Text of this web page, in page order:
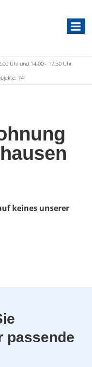
Uhr und 14.00 - 17.30 Uhr
74
keines unserer
passende